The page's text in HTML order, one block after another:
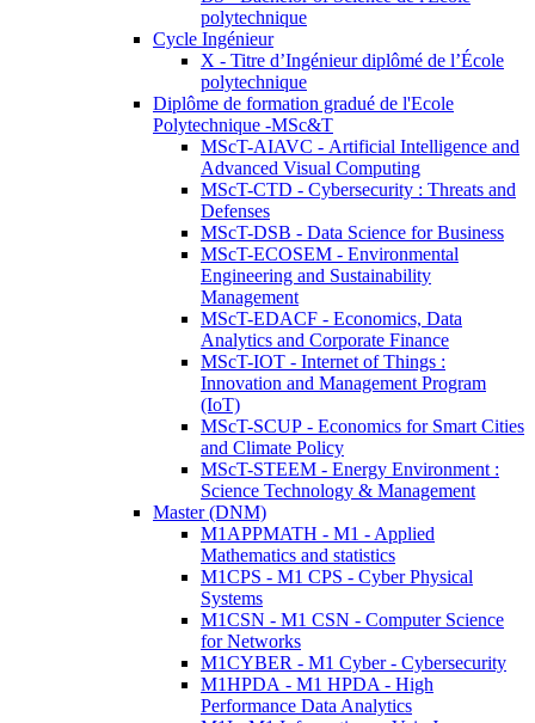
polytechnique
Cycle Ingénieur
X - Titre d’Ingénieur diplômé de l’École
polytechnique
Diplôme de formation gradué de l'Ecole
Polytechnique -MSc&T
MScT-AIAVC - Artificial Intelligence and
Advanced Visual Computing
MScT-CTD - Cybersecurity : Threats and
Defenses
MScT-DSB - Data Science for Business
MScT-ECOSEM - Environmental
Engineering and Sustainability
Management
MScT-EDACF - Economics, Data
Analytics and Corporate Finance
MScT-IOT - Internet of Things :
Innovation and Management Program
(IoT)
MScT-SCUP - Economics for Smart Cities
and Climate Policy
MScT-STEEM - Energy Environment :
Science Technology & Management
Master (DNM)
M1APPMATH - M1 - Applied
Mathematics and statistics
M1CPS - M1 CPS - Cyber Physical
Systems
M1CSN - M1 CSN - Computer Science
for Networks
M1CYBER - M1 Cyber - Cybersecurity
M1HPDA - M1 HPDA - High
Performance Data Analytics